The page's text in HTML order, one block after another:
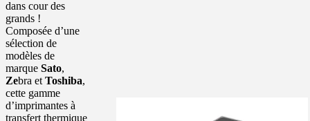
dans cour des
grands !
Composée d’une
sélection de
modèles de
marque Sato,
Zebra et Toshiba,
cette gamme
d’imprimantes à
transfert thermique